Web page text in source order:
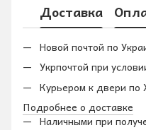
Доставка
Новой почтой по
Укрпочтой при
Курьером к двери по
Подробнее о доставке
Наличными при